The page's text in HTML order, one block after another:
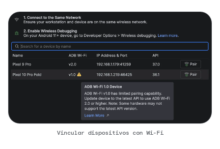
Vincular dispositivos con Wi-Fi